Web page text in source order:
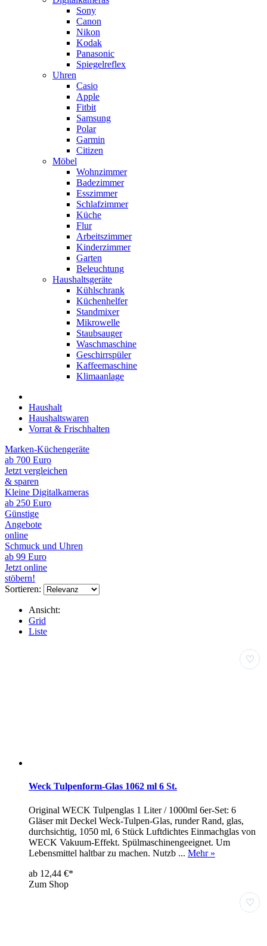
Sony
Canon
Nikon
Kodak
Panasonic
Spiegelreflex
Uhren
Casio
Apple
Fitbit
Samsung
Polar
Garmin
Citizen
Möbel
Wohnzimmer
Badezimmer
Esszimmer
Schlafzimmer
Küche
Flur
Arbeitszimmer
Kinderzimmer
Garten
Beleuchtung
Haushaltsgeräte
Kühlschrank
Küchenhelfer
Standmixer
Mikrowelle
Staubsauger
Waschmaschine
Geschirrspüler
Kaffeemaschine
Klimaanlage
Haushalt
Haushaltswaren
Vorrat & Frischhalten
Marken-Küchengeräte
ab 700 Euro
Jetzt vergleichen
& sparen
Kleine Digitalkameras
ab 250 Euro
Günstige
Angebote
online
Schmuck und Uhren
ab 99 Euro
Jetzt online
stöbern!
Sortieren:
Ansicht:
Grid
Liste
♡
Weck Tulpenform-Glas 1062 ml 6 St.
Original WECK Tulpenglas 1 Liter / 1000ml 6er-Set: 6
Gläser mit Deckel Weck-Tulpen-Glas, runder Rand, glas,
durchsichtig, 1050 ml, 6 Stück Luftdichtes Einmachglas von
WECK Vakuum-Effekt. Spülmaschinengeeignet. Um
Lebensmittel haltbar zu machen. Nutzb ... Mehr »
ab 12,44 €*
Zum Shop
♡